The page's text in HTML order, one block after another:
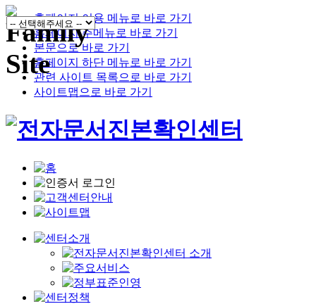
홈페이지 이용 메뉴로 바로 가기
홈페이지 주메뉴로 바로 가기
본문으로 바로 가기
홈페이지 하단 메뉴로 바로 가기
관련 사이트 목록으로 바로 가기
사이트맵으로 바로 가기